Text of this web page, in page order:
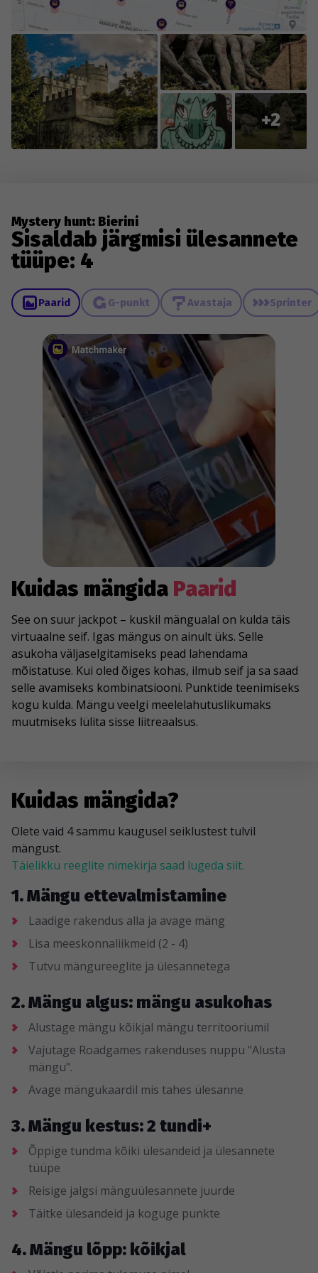
+2
Mystery hunt: Bierini
Sisaldab järgmisi ülesannete
tüüpe: 4
Paarid G-punkt Avastaja Sprinter
Kuidas mängida Paarid
See on suur jackpot – kuskil mängualal on kulda täis
virtuaalne seif. Igas mängus on ainult üks. Selle
asukoha väljaselgitamiseks pead lahendama
mõistatuse. Kui oled õiges kohas, ilmub seif ja sa saad
selle avamiseks kombinatsiooni. Punktide teenimiseks
kogu kulda. Mängu veelgi meelelahutuslikumaks
muutmiseks lülita sisse liitreaalsus.
Kuidas mängida?
Olete vaid 4 sammu kaugusel seiklustest tulvil
mängust.
Täielikku reeglite nimekirja saad lugeda siit.
1. Mängu ettevalmistamine
Laadige rakendus alla ja avage mäng
Lisa meeskonnaliikmeid (2 - 4)
Tutvu mängureeglite ja ülesannetega
2. Mängu algus: mängu asukohas
Alustage mängu kõikjal mängu territooriumil
Vajutage Roadgames rakenduses nuppu "Alusta
mängu".
Avage mängukaardil mis tahes ülesanne
3. Mängu kestus: 2 tundi+
Õppige tundma kõiki ülesandeid ja ülesannete
tüüpe
Reisige jalgsi mänguülesannete juurde
Täitke ülesandeid ja koguge punkte
4. Mängu lõpp: kõikjal